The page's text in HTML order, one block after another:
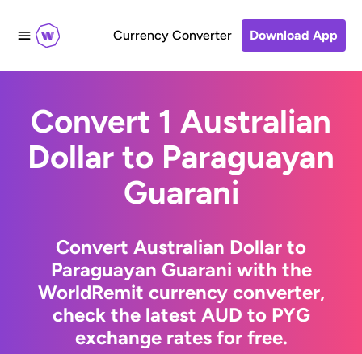
Currency Converter Download App
Convert 1 Australian
Dollar to Paraguayan
Guarani
Convert Australian Dollar to
Paraguayan Guarani with the
WorldRemit currency converter,
check the latest AUD to PYG
exchange rates for free.